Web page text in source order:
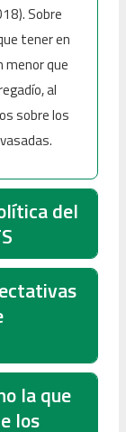
Sobre
tener en
menor que
al
sobre los
del
la que
los